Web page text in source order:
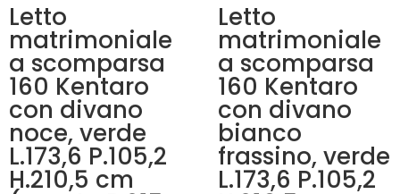
Letto
matrimoniale
a scomparsa
160 Kentaro
con divano
noce, verde
L.173,6 P.105,2
H.210,5 cm
Letto
matrimoniale
a scomparsa
160 Kentaro
con divano
bianco
frassino, verde
L.173,6 P.105,2